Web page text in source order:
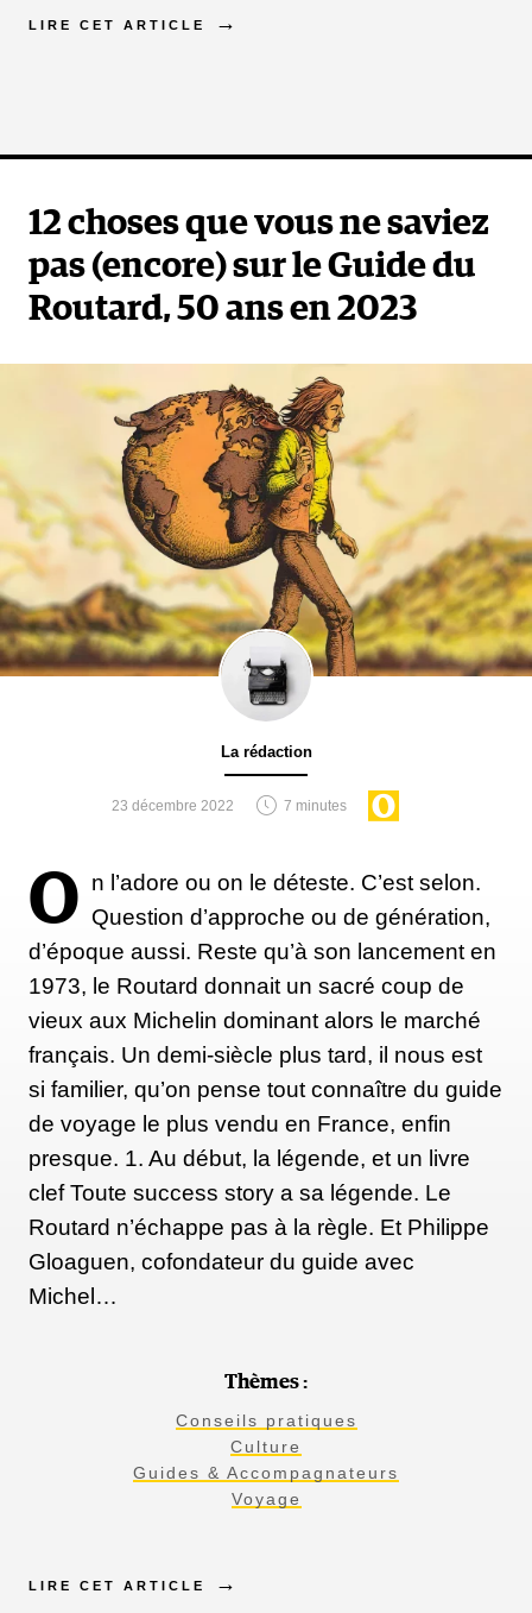
LIRE CET ARTICLE
12 choses que vous ne saviez
pas (encore) sur le Guide du
Routard, 50 ans en 2023
La rédaction
23 décembre 2022 7 minutes
O n l’adore ou on le déteste. C’est selon.
Question d’approche ou de génération,
d’époque aussi. Reste qu’à son lancement en
1973, le Routard donnait un sacré coup de
vieux aux Michelin dominant alors le marché
français. Un demi-siècle plus tard, il nous est
si familier, qu’on pense tout connaître du guide
de voyage le plus vendu en France, enfin
presque. 1. Au début, la légende, et un livre
clef Toute success story a sa légende. Le
Routard n’échappe pas à la règle. Et Philippe
Gloaguen, cofondateur du guide avec
Michel…
Thèmes :
Conseils pratiques
Culture
Guides & Accompagnateurs
Voyage
LIRE CET ARTICLE